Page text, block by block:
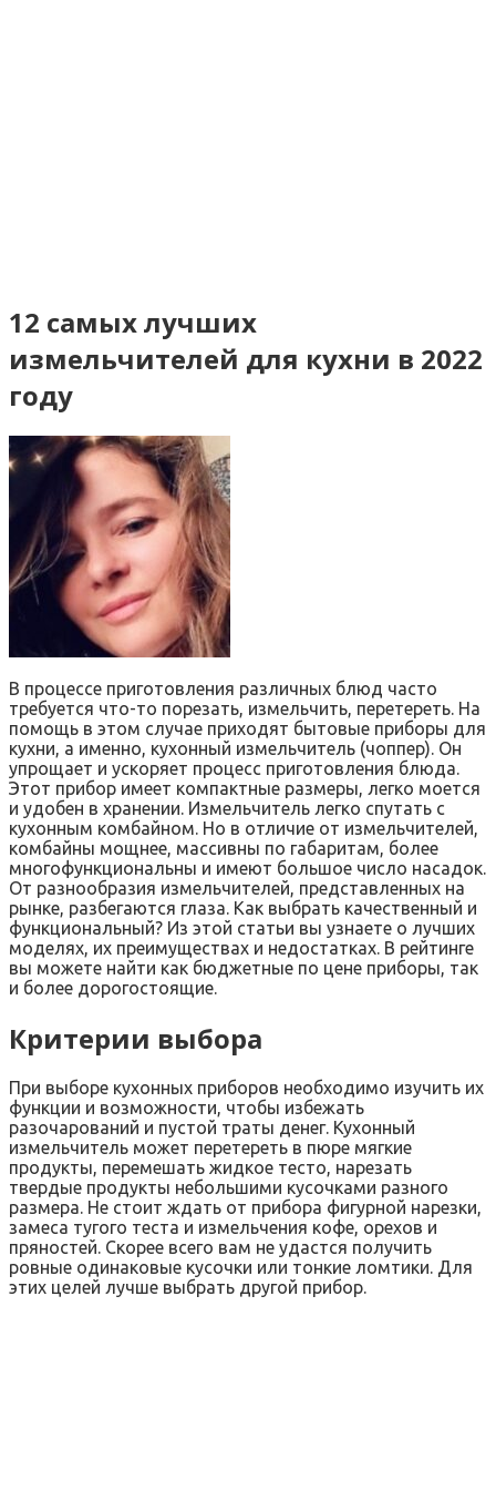
12 самых лучших
измельчителей для кухни в 2022
году
В процессе приготовления различных блюд часто
требуется что-то порезать, измельчить, перетереть. На
помощь в этом случае приходят бытовые приборы для
кухни, а именно, кухонный измельчитель (чоппер). Он
упрощает и ускоряет процесс приготовления блюда.
Этот прибор имеет компактные размеры, легко моется
и удобен в хранении. Измельчитель легко спутать с
кухонным комбайном. Но в отличие от измельчителей,
комбайны мощнее, массивны по габаритам, более
многофункциональны и имеют большое число насадок.
От разнообразия измельчителей, представленных на
рынке, разбегаются глаза. Как выбрать качественный и
функциональный? Из этой статьи вы узнаете о лучших
моделях, их преимуществах и недостатках. В рейтинге
вы можете найти как бюджетные по цене приборы, так
и более дорогостоящие.
Критерии выбора
При выборе кухонных приборов необходимо изучить их
функции и возможности, чтобы избежать
разочарований и пустой траты денег. Кухонный
измельчитель может перетереть в пюре мягкие
продукты, перемешать жидкое тесто, нарезать
твердые продукты небольшими кусочками разного
размера. Не стоит ждать от прибора фигурной нарезки,
замеса тугого теста и измельчения кофе, орехов и
пряностей. Скорее всего вам не удастся получить
ровные одинаковые кусочки или тонкие ломтики. Для
этих целей лучше выбрать другой прибор.